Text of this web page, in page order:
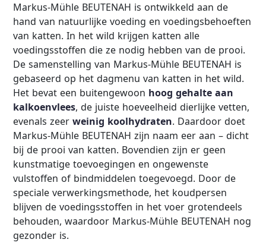
Markus-Mühle BEUTENAH is ontwikkeld aan de
hand van natuurlijke voeding en voedingsbehoeften
van katten. In het wild krijgen katten alle
voedingsstoffen die ze nodig hebben van de prooi.
De samenstelling van Markus-Mühle BEUTENAH is
gebaseerd op het dagmenu van katten in het wild.
Het bevat een buitengewoon hoog gehalte aan
kalkoenvlees, de juiste hoeveelheid dierlijke vetten,
evenals zeerweinig koolhydraten. Daardoor doet
Markus-Mühle BEUTENAH zijn naam eer aan – dicht
bij de prooi van katten. Bovendien zijn er geen
kunstmatige toevoegingen en ongewenste
vulstoffen of bindmiddelen toegevoegd. Door de
speciale verwerkingsmethode, het koudpersen
blijven de voedingsstoffen in het voer grotendeels
behouden, waardoor Markus-Mühle BEUTENAH nog
gezonder is.